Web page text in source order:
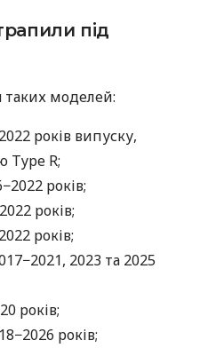
під
таких моделей:
років випуску,
Type R;
років;
років;
років;
2023 та 2025
років;
років;